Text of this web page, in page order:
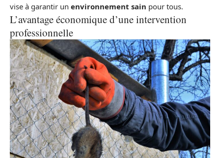
vise à garantir un environnement sain pour tous.
L’avantage économique d’une intervention
professionnelle